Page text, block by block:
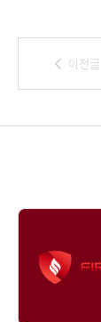
이전글
이전글